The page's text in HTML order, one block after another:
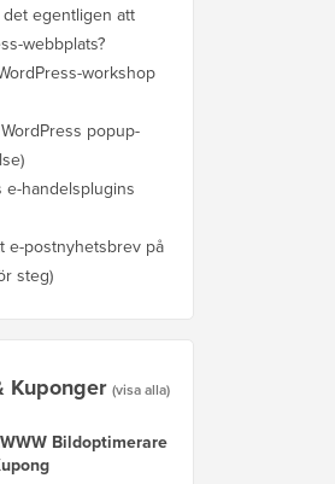
egentligen att
webbplats?
workshop
popup-
e-handelsplugins
e-postnyhetsbrev på
steg)
Kuponger (visa alla)
Bildoptimerare